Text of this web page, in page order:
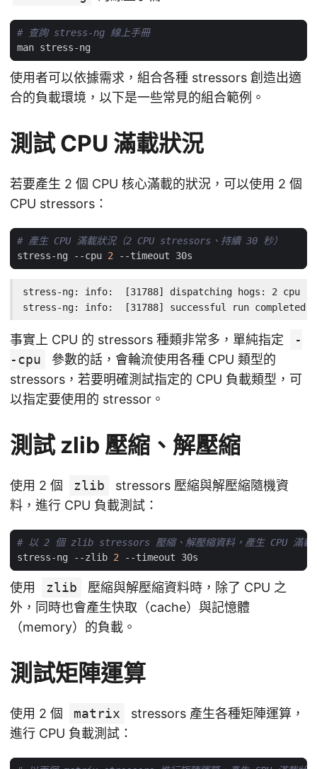
# 查詢 stress-ng 線上手冊
使用者可以依據需求，組合各種 stressors 創造出適
合的負載環境，以下是一些常見的組合範例。
測試 CPU 滿載狀況
若要產生 2 個 CPU 核心滿載的狀況，可以使用 2 個
CPU stressors：
# 產生 CPU 滿載狀況（2 CPU stressors、持續 30 秒）
stress-ng --cpu 2
stress-ng: info:  [31788] dispatching hogs: 2 cpu
stress-ng: info:  [31788] successful run completed
事實上 CPU 的 stressors 種類非常多，單純指定
-
-cpu
參數的話，會輪流使用各種 CPU 類型的
stressors，若要明確測試指定的 CPU 負載類型，可
以指定要使用的 stressor。
測試 zlib 壓縮、解壓縮
使用 2 個 zlib
stressors 壓縮與解壓縮隨機資
料，進行 CPU 負載測試：
# 以 2 個 zlib stressors 壓縮、解壓縮資料，產生 CPU 滿載
stress-ng --zlib 2
使用 zlib
壓縮與解壓縮資料時，除了 CPU 之
外，同時也會產生快取（cache）與記憶體
（memory）的負載。
測試矩陣運算
使用 2 個 matrix
stressors 產生各種矩陣運算，
進行 CPU 負載測試：